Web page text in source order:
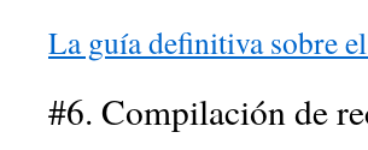
La guía definitiva sobre
#6. Compilación de